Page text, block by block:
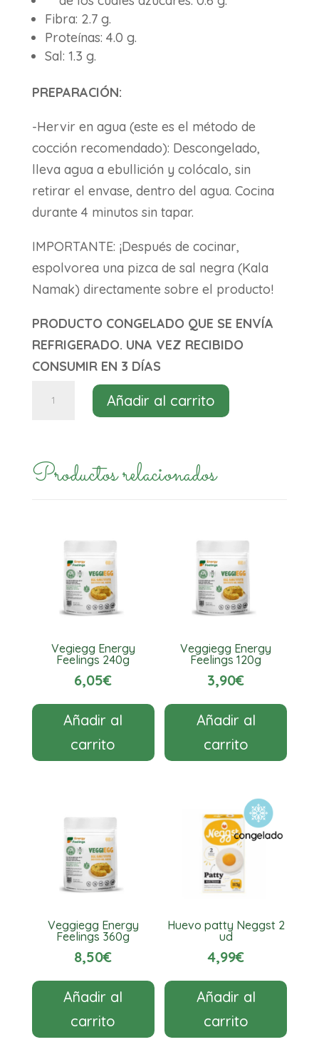
Fibra: 2.7 g.
Proteínas: 4.0 g.
Sal: 1.3 g.
PREPARACIÓN:
-Hervir en agua (este es el método de
cocción recomendado): Descongelado,
lleva agua a ebullición y colócalo, sin
retirar el envase, dentro del agua. Cocina
durante 4 minutos sin tapar.
IMPORTANTE: ¡Después de cocinar,
espolvorea una pizca de sal negra (Kala
Namak) directamente sobre el producto!
PRODUCTO CONGELADO QUE SE ENVÍA
REFRIGERADO. UNA VEZ RECIBIDO
CONSUMIR EN 3 DÍAS
Añadir al carrito
Productos relacionados
Vegiegg Energy
Feelings 240g
6,05€
Añadir al
carrito
Veggiegg Energy
Feelings 120g
3,90€
Añadir al
carrito
Veggiegg Energy
Feelings 360g
8,50€
Añadir al
carrito
Huevo patty Neggst 2
ud
4,99€
Añadir al
carrito